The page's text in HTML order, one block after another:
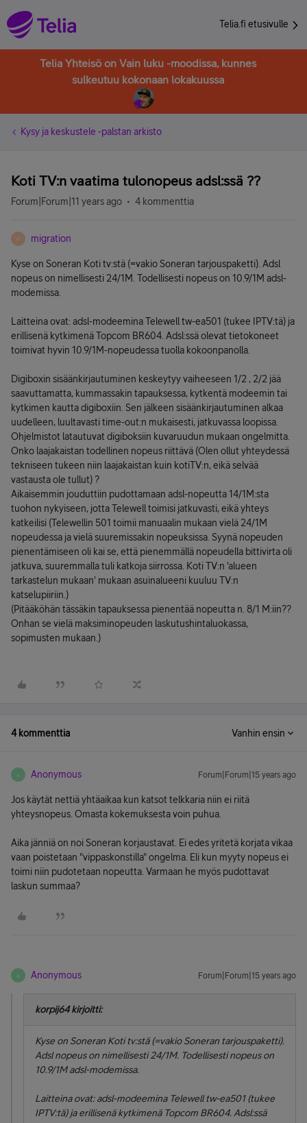
Telia.fi etusivulle
Telia Yhteisö on Vain luku -moodissa, kunnes
sulkeutuu kokonaan lokakuussa
Kysy ja keskustele -palstan arkisto
Koti TV:n vaatima tulonopeus adsl:ssä ??
Forum|Forum|11 years ago 4 kommenttia
M migration
Kyse on Soneran Koti tv:stä (=vakio Soneran tarjouspaketti). Adsl
nopeus on nimellisesti 24/1M. Todellisesti nopeus on 10.9/1M adsl-
modemissa.
Laitteina ovat: adsl-modeemina Telewell tw-ea501 (tukee IPTV:tä) ja
erillisenä kytkimenä Topcom BR604. Adsl:ssä olevat tietokoneet
toimivat hyvin 10.9/1M-nopeudessa tuolla kokoonpanolla.
Digiboxin sisäänkirjautuminen keskeytyy vaiheeseen 1/2 , 2/2 jää
saavuttamatta, kummassakin tapauksessa, kytkentä modeemin tai
kytkimen kautta digiboxiin. Sen jälkeen sisäänkirjautuminen alkaa
uudelleen, luultavasti time-out:n mukaisesti, jatkuvassa loopissa.
Ohjelmistot latautuvat digiboksiin kuvaruudun mukaan ongelmitta.
Onko laajakaistan todellinen nopeus riittävä (Olen ollut yhteydessä
tekniseen tukeen niin laajakaistan kuin kotiTV:n, eikä selvää
vastausta ole tullut) ?
Aikaisemmin jouduttiin pudottamaan adsl-nopeutta 14/1M:sta
tuohon nykyiseen, jotta Telewell toimisi jatkuvasti, eikä yhteys
katkeilisi (Telewellin 501 toimii manuaalin mukaan vielä 24/1M
nopeudessa ja vielä suuremissakin nopeuksissa. Syynä nopeuden
pienentämiseen oli kai se, että pienemmällä nopeudella bittivirta oli
jatkuva, suuremmalla tuli katkoja siirrossa. Koti TV:n 'alueen
tarkastelun mukaan' mukaan asuinalueeni kuuluu TV:n
katselupiiriin.)
(Pitääköhän tässäkin tapauksessa pienentää nopeutta n. 8/1 M:iin??
Onhan se vielä maksiminopeuden laskutushintaluokassa,
sopimusten mukaan.)
4 kommenttia Vanhin ensin
A Anonymous Forum|Forum|15 years ago
Jos käytät nettiä yhtäaikaa kun katsot telkkaria niin ei riitä
yhteysnopeus. Omasta kokemuksesta voin puhua.
Aika jänniä on noi Soneran korjaustavat. Ei edes yritetä korjata vikaa
vaan poistetaan "vippaskonstilla" ongelma. Eli kun myyty nopeus ei
toimi niin pudotetaan nopeutta. Varmaan he myös pudottavat
laskun summaa?
A Anonymous Forum|Forum|15 years ago
korpij64 kirjoitti:
Kyse on Soneran Koti tv:stä (=vakio Soneran tarjouspaketti).
Adsl nopeus on nimellisesti 24/1M. Todellisesti nopeus on
10.9/1M adsl-modemissa.
Laitteina ovat: adsl-modeemina Telewell tw-ea501 (tukee
IPTV:tä) ja erillisenä kytkimenä Topcom BR604. Adsl:ssä